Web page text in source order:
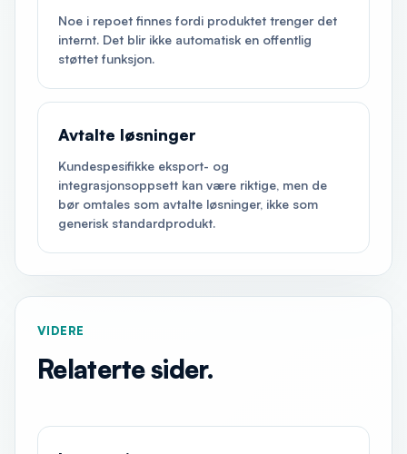
Noe i repoet finnes fordi produktet trenger det
internt. Det blir ikke automatisk en offentlig
støttet funksjon.
Avtalte løsninger
Kundespesifikke eksport- og
integrasjonsoppsett kan være riktige, men de
bør omtales som avtalte løsninger, ikke som
generisk standardprodukt.
VIDERE
Relaterte sider.